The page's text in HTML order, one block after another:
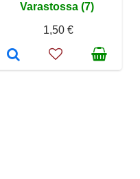
Varastossa (7)
1,50 €